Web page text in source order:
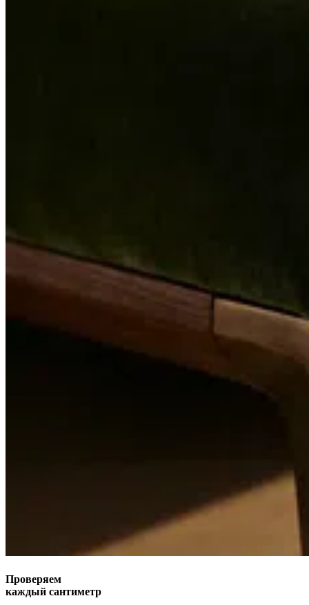
Проверяем
каждый сантиметр